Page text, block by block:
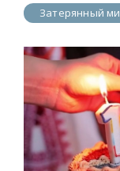
Затерянный